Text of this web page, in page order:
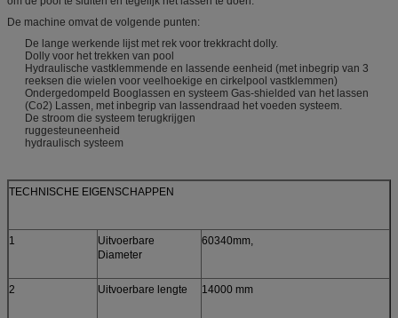
De machine omvat de volgende punten:
De lange werkende lijst met rek voor trekkracht dolly.
Dolly voor het trekken van pool
Hydraulische vastklemmende en lassende eenheid (met inbegrip van 3
reeksen die wielen voor veelhoekige en cirkelpool vastklemmen)
Ondergedompeld Booglassen en systeem Gas-shielded van het lassen
(Co2) Lassen, met inbegrip van lassendraad het voeden systeem.
De stroom die systeem terugkrijgen
ruggesteuneenheid
hydraulisch systeem
TECHNISCHE EIGENSCHAPPEN
1
Uitvoerbare
Diameter
60340mm,
2 Uitvoerbare lengte 14000 mm